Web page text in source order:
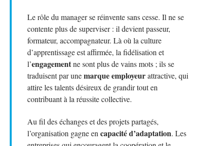
Le rôle du manager se réinvente sans cesse. Il ne se
contente plus de superviser : il devient passeur,
formateur, accompagnateur. Là où la culture
d’apprentissage est affirmée, la fidélisation et
l’engagementne sont plus de vains mots ; ils se
traduisent par unemarque employeurattractive, qui
attire les talents désireux de grandir tout en
contribuant à la réussite collective.
Au fil des échanges et des projets partagés,
l’organisation gagne en capacité d’adaptation. Les